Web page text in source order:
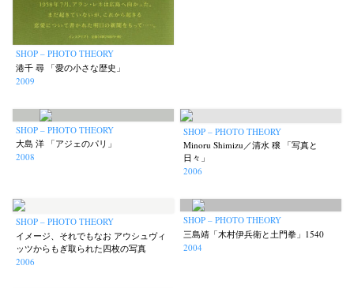
SHOP – PHOTO THEORY
港千 尋 「愛の小さな歴史」
2009
SHOP – PHOTO THEORY
大島 洋 「アジェのパリ」
2008
SHOP – PHOTO THEORY
Minoru Shimizu／清水 穣 「写真と
日々」
2006
SHOP – PHOTO THEORY
イメージ、それでもなお アウシュヴィ
ッツからもぎ取られた四枚の写真
2006
SHOP – PHOTO THEORY
三島靖「木村伊兵衛と土門拳」1540
2004